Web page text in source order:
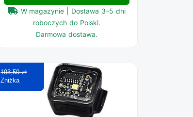
W magazynie | Dostawa 3–5 dni
roboczych do Polski.
Darmowa dostawa.
193,50 zł